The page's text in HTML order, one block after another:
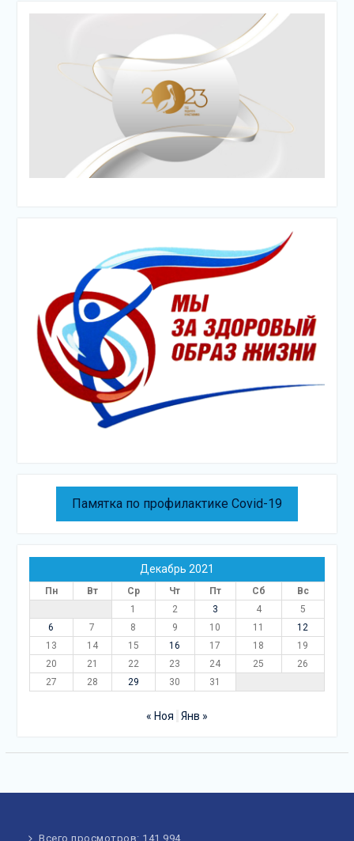
Памятка по профилактике Covid-19
Декабрь 2021
Пн Вт Ср Чт Пт Сб
Вс
1
2 3 4
5
6
7 8 9 10 11
12
13
14 15 16 17 18
19
20
21 22 23 24 25
26
27
28 29 30 31
« Ноя Янв »
Всего просмотров: 141 994